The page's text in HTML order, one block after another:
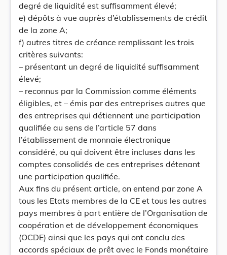
degré de liquidité est suffisamment élevé;
e) dépôts à vue auprès d’établissements de crédit
de la zone A;
f) autres titres de créance remplissant les trois
critères suivants:
– présentant un degré de liquidité suffisamment
élevé;
– reconnus par la Commission comme éléments
éligibles, et – émis par des entreprises autres que
des entreprises qui détiennent une participation
qualifiée au sens de l’article 57 dans
l’établissement de monnaie électronique
considéré, ou qui doivent être incluses dans les
comptes consolidés de ces entreprises détenant
une participation qualifiée.
Aux fins du présent article, on entend par zone A
tous les Etats membres de la CE et tous les autres
pays membres à part entière de l’Organisation de
coopération et de développement économiques
(OCDE) ainsi que les pays qui ont conclu des
accords spéciaux de prêt avec le Fonds monétaire